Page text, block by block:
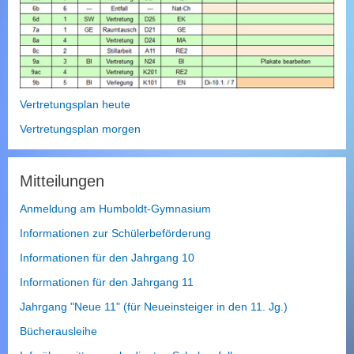
s
u
c
h
e
Vertretungsplan heute
Vertretungsplan morgen
Mitteilungen
Anmeldung am Humboldt-Gymnasium
Informationen zur Schülerbeförderung
Informationen für den Jahrgang 10
Informationen für den Jahrgang 11
Jahrgang "Neue 11" (für Neueinsteiger in den 11. Jg.)
Bücherausleihe